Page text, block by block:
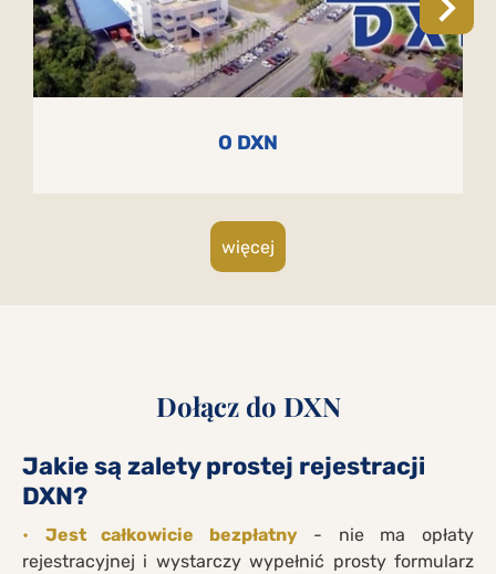
O DXN
więcej
Dołącz do DXN
Jakie są zalety prostej rejestracji
DXN?
• Jest całkowicie bezpłatny- nie ma opłaty
rejestracyjnej i wystarczy wypełnić prosty formularz